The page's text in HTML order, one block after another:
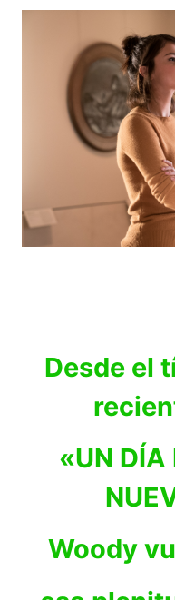
Desde el
«UN DÍA
Woody